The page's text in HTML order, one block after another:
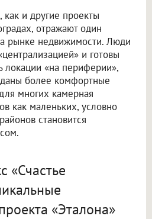
как и другие проекты
отражают один
рынке недвижимости. Люди
и готовы
локации «на периферии»,
более комфортные
многих камерная
как маленьких, условно
становится
«Счастье
«Эталона»